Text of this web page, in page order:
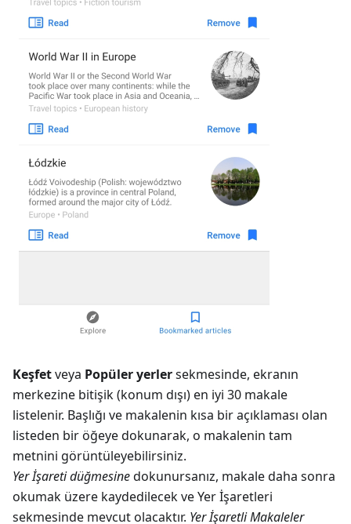
Keşfetveya Popüler yerlersekmesinde, ekranın
merkezine bitişik (konum dışı) en iyi 30 makale
listelenir. Başlığı ve makalenin kısa bir açıklaması olan
listeden bir öğeye dokunarak, o makalenin tam
metnini görüntüleyebilirsiniz.
Yer İşareti düğmesinedokunursanız, makale daha sonra
okumak üzere kaydedilecek ve Yer İşaretleri
sekmesinde mevcut olacaktır. Yer İşaretli Makaleler